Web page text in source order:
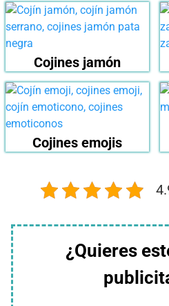
Cojines jamón
Cojines emojis
¿Quieres